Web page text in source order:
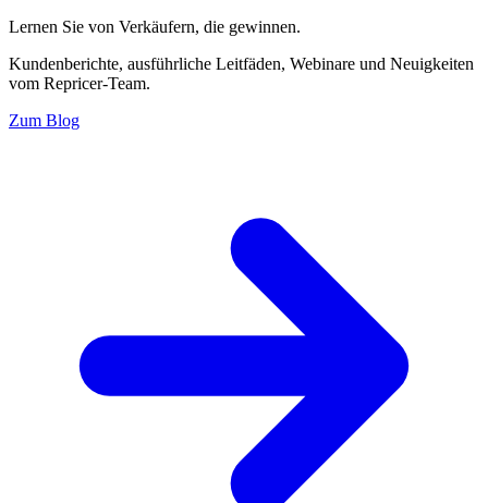
Lernen Sie von Verkäufern, die gewinnen.
Kundenberichte, ausführliche Leitfäden, Webinare und Neuigkeiten
vom Repricer-Team.
Zum Blog